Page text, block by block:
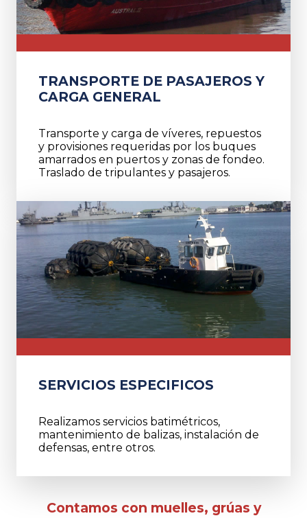
TRANSPORTE DE PASAJEROS Y
CARGA GENERAL
Transporte y carga de víveres, repuestos
y provisiones requeridas por los buques
amarrados en puertos y zonas de fondeo.
Traslado de tripulantes y pasajeros.
SERVICIOS ESPECIFICOS
Realizamos servicios batimétricos,
mantenimiento de balizas, instalación de
defensas, entre otros.
Contamos con muelles, grúas y